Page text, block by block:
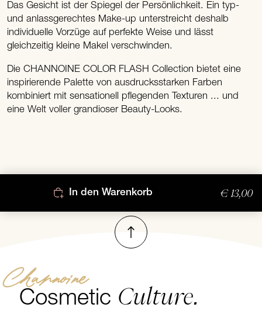
Das Gesicht ist der Spiegel der Persönlichkeit. Ein typ-
und anlassgerechtes Make-up unterstreicht deshalb
individuelle Vorzüge auf perfekte Weise und lässt
gleichzeitig kleine Makel verschwinden.
Die CHANNOINE COLOR FLASH Collection bietet eine
inspirierende Palette von ausdrucksstarken Farben
kombiniert mit sensationell pflegenden Texturen ... und
eine Welt voller grandioser Beauty-Looks.
In den Warenkorb € 13,00
Nach oben
Channoine
Cosmetic Culture.